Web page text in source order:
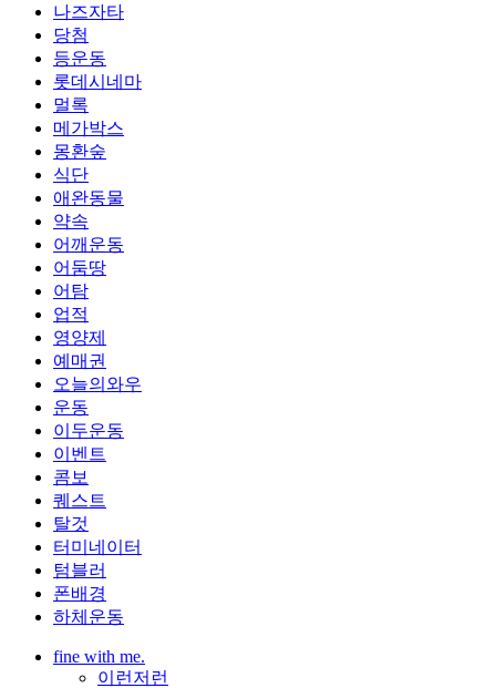
나즈자타
당첨
등운동
롯데시네마
멀록
메가박스
몽환숲
식단
애완동물
약속
어깨운동
어둠땅
어탐
업적
영양제
예매권
오늘의와우
운동
이두운동
이벤트
콤보
퀘스트
탈것
터미네이터
텀블러
폰배경
하체운동
fine with me.
이런저런